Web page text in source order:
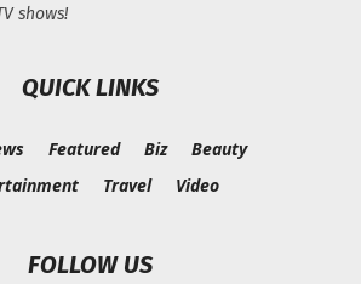
shows!
QUICK LINKS
Featured Biz
Beauty
Travel Video
FOLLOW US